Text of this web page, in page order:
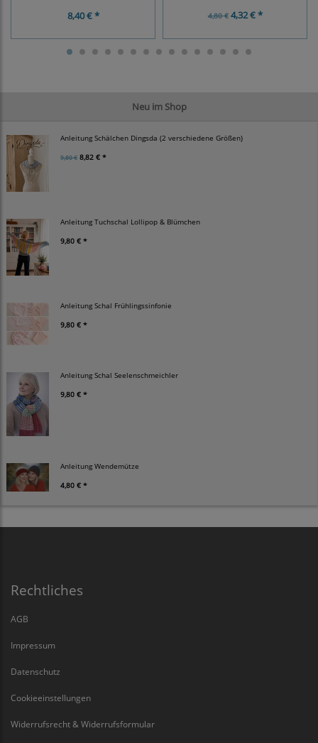
Neu im Shop
Anleitung Schälchen Dingsda (2 verschiedene Größen)
9,80 € 8,82 € *
Anleitung Tuchschal Lollipop & Blümchen
9,80 € *
Anleitung Schal Frühlingssinfonie
9,80 € *
Anleitung Schal Seelenschmeichler
9,80 € *
Anleitung Wendemütze
4,80 € *
8,40 € * 4,80 €4,32 € *
Rechtliches
AGB
Impressum
Datenschutz
Cookieeinstellungen
Widerrufsrecht & Widerrufsformular